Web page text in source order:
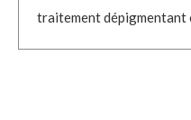
traitement